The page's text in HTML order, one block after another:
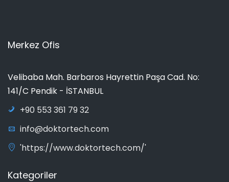
Merkez Ofis
Velibaba Mah. Barbaros Hayrettin Paşa Cad. No:
141/C Pendik - İSTANBUL
+90 553 361 79 32
info@doktortech.com
'https://www.doktortech.com/'
Kategoriler